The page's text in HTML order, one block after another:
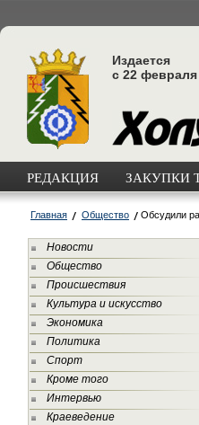
Издается
с 22 февраля
РЕДАКЦИЯ ЗАКУПКИ
Главная Общество Обсудили
Новости
Общество
Происшествия
Культура и искусство
Экономика
Политика
Спорт
Кроме того
Интервью
Краеведение